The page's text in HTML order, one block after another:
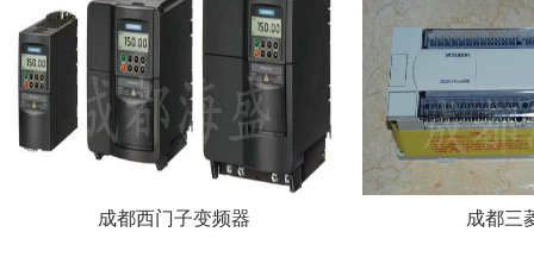
成都西门子变频器 成都三